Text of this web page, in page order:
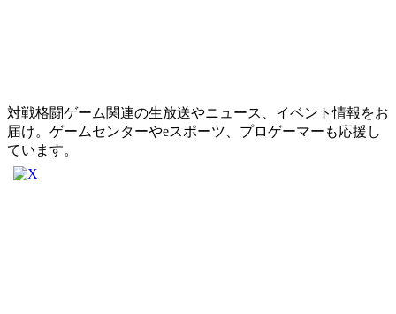
対戦格闘ゲーム関連の生放送やニュース、イベント情報をお
届け。ゲームセンターやeスポーツ、プロゲーマーも応援し
ています。